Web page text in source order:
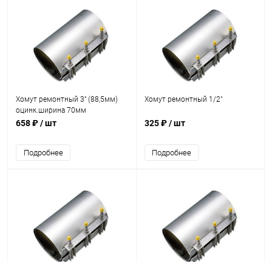
Хомут ремонтный 3" (88,5мм)
оцинк.ширина 70мм
658 ₽/ шт
Подробнее
Хомут ремонтный 1/2"
325 ₽/ шт
Подробнее